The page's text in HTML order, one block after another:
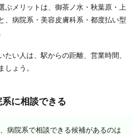
ぶメリットは、御茶ノ水・秋葉原・上
、病院系・美容皮膚科系・都度払い型
い人は、駅からの距離、営業時間、
ょう。
に相談できる
病院系で相談できる候補があるのは